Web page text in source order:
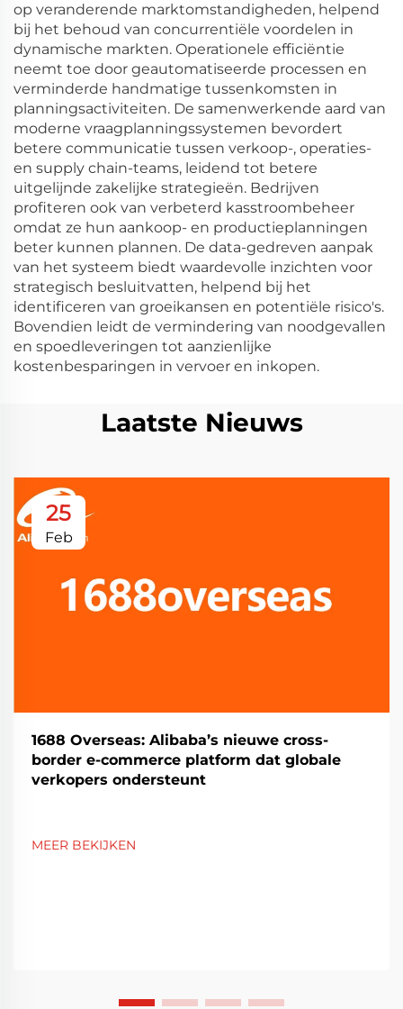
op veranderende marktomstandigheden, helpend
bij het behoud van concurrentiële voordelen in
dynamische markten. Operationele efficiëntie
neemt toe door geautomatiseerde processen en
verminderde handmatige tussenkomsten in
planningsactiviteiten. De samenwerkende aard van
moderne vraagplanningssystemen bevordert
betere communicatie tussen verkoop-, operaties-
en supply chain-teams, leidend tot betere
uitgelijnde zakelijke strategieën. Bedrijven
profiteren ook van verbeterd kasstroombeheer
omdat ze hun aankoop- en productieplanningen
beter kunnen plannen. De data-gedreven aanpak
van het systeem biedt waardevolle inzichten voor
strategisch besluitvatten, helpend bij het
identificeren van groeikansen en potentiële risico's.
Bovendien leidt de vermindering van noodgevallen
en spoedleveringen tot aanzienlijke
kostenbesparingen in vervoer en inkopen.
Laatste Nieuws
25
Feb
1688 Overseas: Alibaba’s nieuwe cross-
border e-commerce platform dat globale
verkopers ondersteunt
MEER BEKIJKEN